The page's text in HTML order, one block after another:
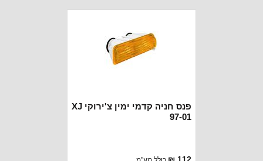
פנס חניה קדמי ימין צ'ירוקי XJ
97-01